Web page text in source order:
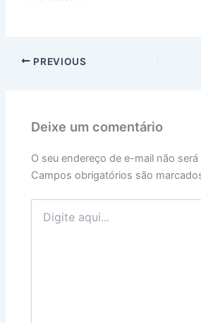
PREVIOUS
Deixe um comentário
O seu endereço de e-mail não
Campos obrigatórios são
aqui...